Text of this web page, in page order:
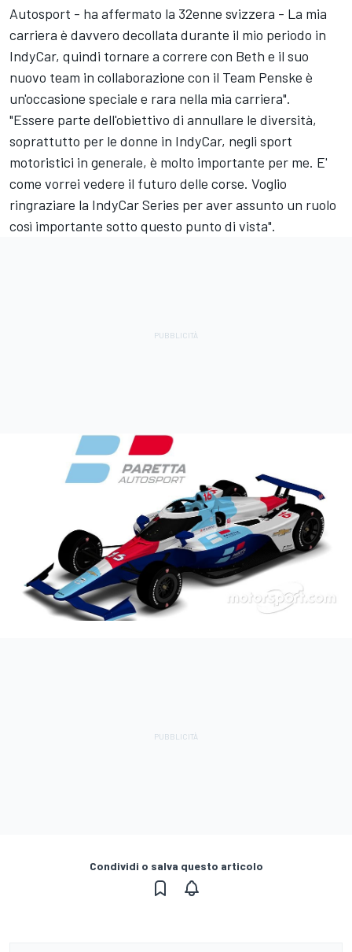
Autosport - ha affermato la 32enne svizzera - La mia
carriera è davvero decollata durante il mio periodo in
IndyCar, quindi tornare a correre con Beth e il suo
nuovo team in collaborazione con il Team Penske è
un'occasione speciale e rara nella mia carriera".
"Essere parte dell'obiettivo di annullare le diversità,
soprattutto per le donne in IndyCar, negli sport
motoristici in generale, è molto importante per me. E'
come vorrei vedere il futuro delle corse. Voglio
ringraziare la IndyCar Series per aver assunto un ruolo
così importante sotto questo punto di vista".
Condividi o salva questo articolo